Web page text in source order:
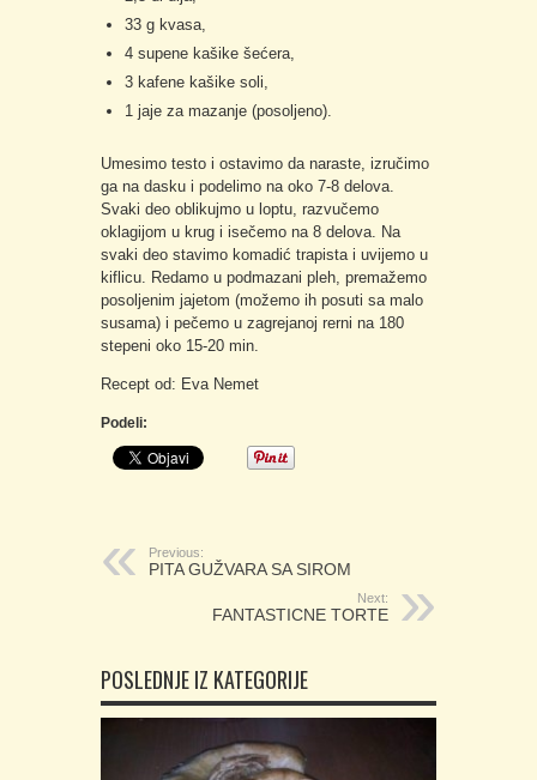
33 g kvasa,
4 supene kašike šećera,
3 kafene kašike soli,
1 jaje za mazanje (posoljeno).
Umesimo testo i ostavimo da naraste, izručimo
ga na dasku i podelimo na oko 7-8 delova.
Svaki deo oblikujmo u loptu, razvučemo
oklagijom u krug i isečemo na 8 delova. Na
svaki deo stavimo komadić trapista i uvijemo u
kiflicu. Redamo u podmazani pleh, premažemo
posoljenim jajetom (možemo ih posuti sa malo
susama) i pečemo u zagrejanoj rerni na 180
stepeni oko 15-20 min.
Recept od: Eva Nemet
Podeli:
Previous:
PITA GUŽVARA SA SIROM
Next:
FANTASTICNE TORTE
POSLEDNJE IZ KATEGORIJE